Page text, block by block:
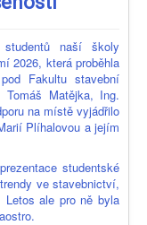
naší školy
2026, která proběhla
Fakultu stavební
Matějka, Ing.
na místě vyjádřilo
Plíhalovou a jejím
studentské
ve stavebnictví,
Letos ale pro ně byla